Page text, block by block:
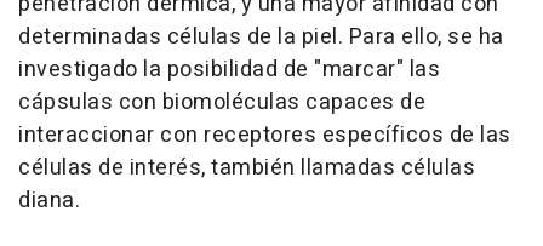
determinadas células de la piel. Para ello, se ha
investigado la posibilidad de "marcar" las
cápsulas con biomoléculas capaces de
interaccionar con receptores específicos de las
células de interés, también llamadas células
diana.